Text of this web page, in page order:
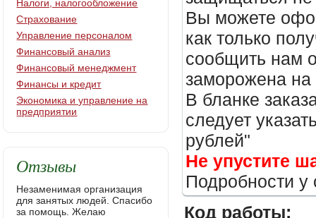
Вы можете
как только
сообщить нам
заморожена
В бланке
следует
рублей"
Не упустите
Подробности
Код работы:
Налоги, налогообложение
Страхование
Управление персоналом
Финансовый анализ
Финансовый менеджмент
Финансы и кредит
Экономика и управление на
предприятии
Отзывы
Незаменимая организация
для занятых людей. Спасибо
за помощь. Желаю